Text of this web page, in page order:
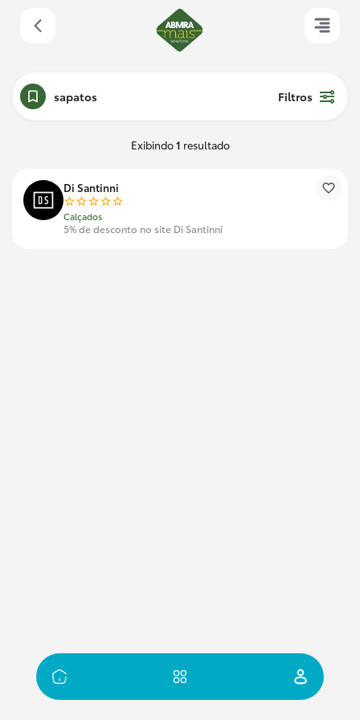
sapatos Filtros
Exibindo1 resultado
Di Santinni
Calçados
5% de desconto no site Di Santinni